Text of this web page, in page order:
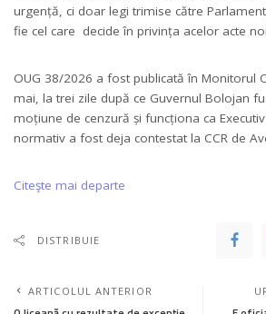
urgență, ci doar legi trimise către
fie cel care decide în privința acelor acte
OUG 38/2026 a fost publicată în Monitorul
mai, la trei zile după ce Guvernul Bolojan
moțiune de cenzură și funcționa ca
normativ a fost deja contestat la CCR de
Citeşte mai departe
DISTRIBUIE
ARTICOLUL ANTERIOR